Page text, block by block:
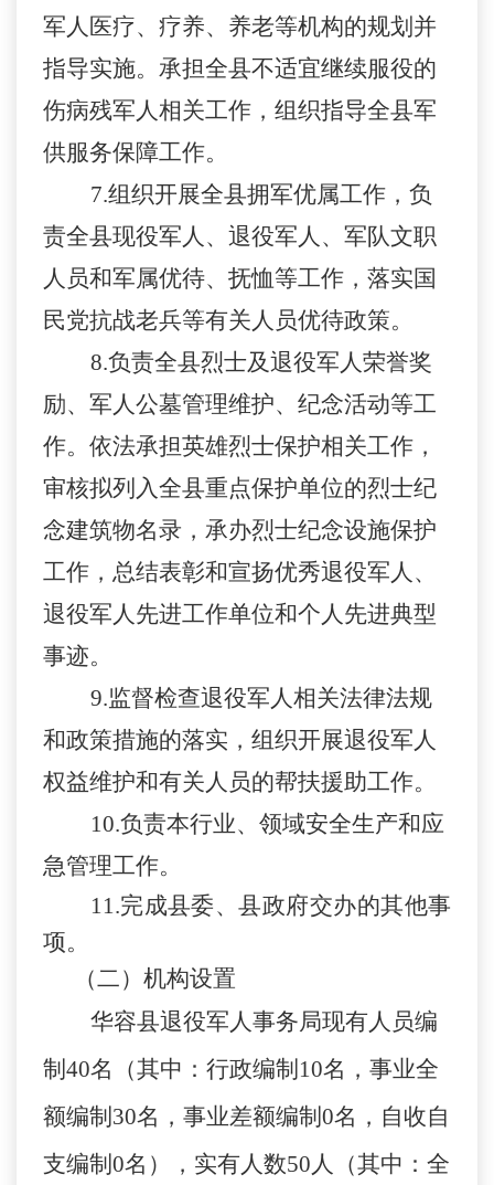
军人医疗、疗养、养老等机构的规划并
指导实施。承担全县不适宜继续服役的
伤病残军人相关工作，组织指导全县军
供服务保障工作。
7.组织开展全县拥军优属工作，负
责全县现役军人、退役军人、军队文职
人员和军属优待、抚恤等工作，落实国
民党抗战老兵等有关人员优待政策。
8.负责全县烈士及退役军人荣誉奖
励、军人公墓管理维护、纪念活动等工
作。依法承担英雄烈士保护相关工作，
审核拟列入全县重点保护单位的烈士纪
念建筑物名录，承办烈士纪念设施保护
工作，总结表彰和宣扬优秀退役军人、
退役军人先进工作单位和个人先进典型
事迹。
9.监督检查退役军人相关法律法规
和政策措施的落实，组织开展退役军人
权益维护和有关人员的帮扶援助工作。
10.负责本行业、领域安全生产和应
急管理工作。
11.完成县委、县政府交办的其他事
项。
（二）机构设置
华容县退役军人事务局现有人员编
制 40名（其中：行政编制 10名，事业全
额编制 30名，事业差额编制 0名，自收自
支编制 0名），实有人数50人（其中：全